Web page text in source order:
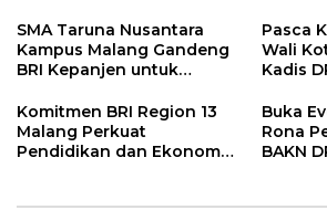
Pradoto Adiningrat
Didapuk Jadi Ketua
SMA Taruna Nusantara
Kampus Malang Gandeng
BRI Kepanjen untuk
Perbankan
Pasca
Wali
Kadis
Sekda
Komitmen BRI Region 13
Malang Perkuat
Pendidikan dan Ekonomi
Buka
Rona
BAKN